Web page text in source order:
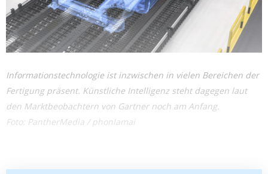
Informationstechnologie ist inzwischen in vielen Bereichen der
Fertigung präsent. Künstliche Intelligenz steht dagegen laut
den Marktbeobachtern von Gartner noch am Anfang.
Foto: PantherMedia / phonlamai